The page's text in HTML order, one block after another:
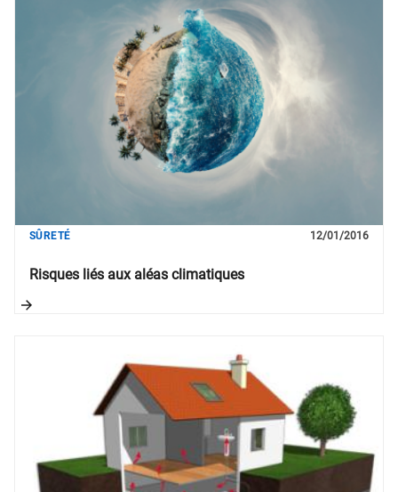
Risques liés aux aléas climatiques
SÛRETÉ 12/01/2016